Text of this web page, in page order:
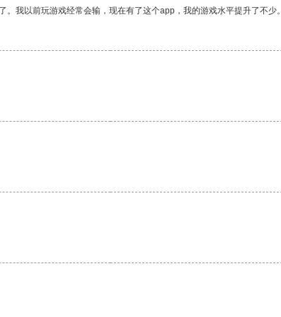
我以前玩游戏经常会输，现在有了这个app，我的游戏水平提升了不少。